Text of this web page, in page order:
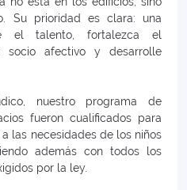
Su prioridad es clara: una
el talento, fortalezca el
socio afectivo y desarrolle
nuestro programa de
fueron cualificados para
las necesidades de los niños
además con todos los
por la ley.